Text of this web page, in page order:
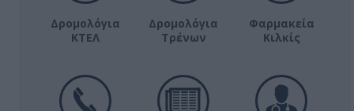
Δρομολόγια
ΚΤΕΛ
Δρομολόγια
Τρένων
Φαρμακεία
Κιλκίς